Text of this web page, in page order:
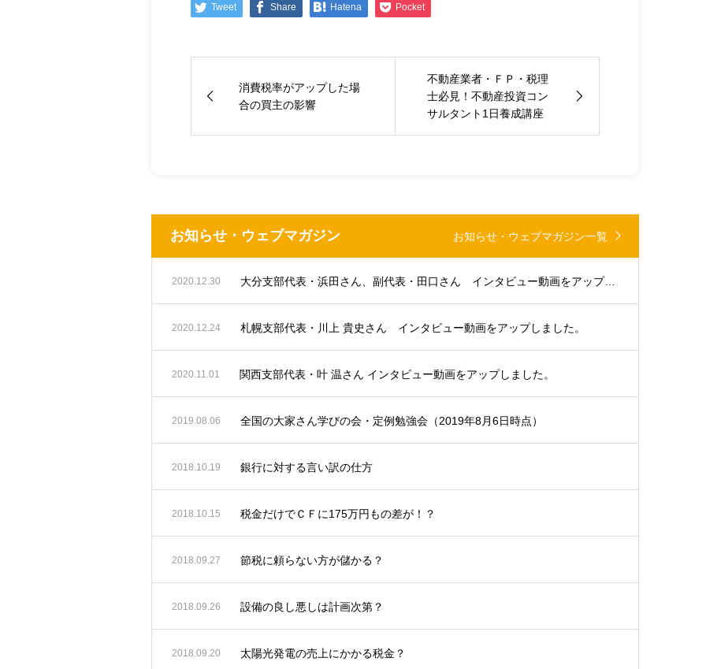
Tweet Share Hatena Pocket
消費税率がアップした場
合の買主の影響
不動産業者・ＦＰ・税理
士必見！不動産投資コン
サルタント1日養成講座
お知らせ・ウェブマガジン お知らせ・ウェブマガジン一覧
2020.12.30 大分支部代表・浜田さん、副代表・田口さん インタビュー動画をアップしました。
2020.12.24 札幌支部代表・川上 貴史さん インタビュー動画をアップしました。
2020.11.01 関西支部代表・叶 温さん インタビュー動画をアップしました。
2019.08.06 全国の大家さん学びの会・定例勉強会（2019年8月6日時点）
2018.10.19 銀行に対する言い訳の仕方
2018.10.15 税金だけでＣＦに175万円もの差が！？
2018.09.27 節税に頼らない方が儲かる？
2018.09.26 設備の良し悪しは計画次第？
2018.09.20 太陽光発電の売上にかかる税金？